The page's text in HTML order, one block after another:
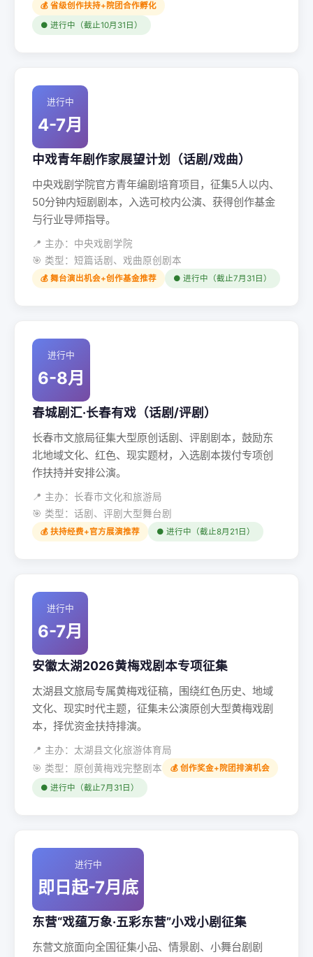
💰 省级创作扶持+院团合作孵化
● 进行中（截止10月31日）
进行中
4-7月
中戏青年剧作家展望计划（话剧/戏曲）
中央戏剧学院官方青年编剧培育项目，征集5人以内、
50分钟内短剧剧本，入选可校内公演、获得创作基金
与行业导师指导。
📍 主办：中央戏剧学院
🎯 类型：短篇话剧、戏曲原创剧本
💰 舞台演出机会+创作基金推荐 ● 进行中（截止7月31日）
进行中
6-8月
春城剧汇·长春有戏（话剧/评剧）
长春市文旅局征集大型原创话剧、评剧剧本，鼓励东
北地域文化、红色、现实题材，入选剧本拨付专项创
作扶持并安排公演。
📍 主办：长春市文化和旅游局
🎯 类型：话剧、评剧大型舞台剧
💰 扶持经费+官方展演推荐 ● 进行中（截止8月21日）
进行中
6-7月
安徽太湖2026黄梅戏剧本专项征集
太湖县文旅局专属黄梅戏征稿，围绕红色历史、地域
文化、现实时代主题，征集未公演原创大型黄梅戏剧
本，择优资金扶持排演。
📍 主办：太湖县文化旅游体育局
🎯 类型：原创黄梅戏完整剧本
💰 创作奖金+院团排演机会
● 进行中（截止7月31日）
进行中
即日起-7月底
东营“戏蕴万象·五彩东营”小戏小剧征集
东营文旅面向全国征集小品、情景剧、小舞台剧剧